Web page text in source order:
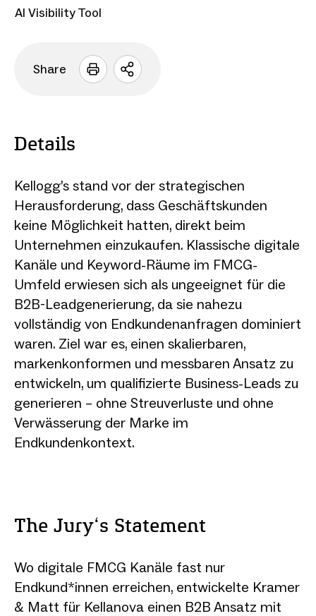
AI Visibility Tool
Share
Sharing
Details
Kellogg’s stand vor der strategischen
Herausforderung, dass Geschäftskunden
keine Möglichkeit hatten, direkt beim
Unternehmen einzukaufen. Klassische digitale
Kanäle und Keyword-Räume im FMCG-
Umfeld erwiesen sich als ungeeignet für die
B2B-Leadgenerierung, da sie nahezu
vollständig von Endkundenanfragen dominiert
waren. Ziel war es, einen skalierbaren,
markenkonformen und messbaren Ansatz zu
entwickeln, um qualifizierte Business-Leads zu
generieren – ohne Streuverluste und ohne
Verwässerung der Marke im
Endkundenkontext.
The Jury‘s Statement
Wo digitale FMCG Kanäle fast nur
Endkund*innen erreichen, entwickelte Kramer
& Matt für Kellanova einen B2B Ansatz mit